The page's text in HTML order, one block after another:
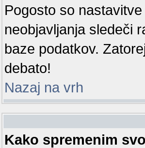
Pogosto so
neobjavljanja sledeči
baze podatkov.
debato!
Nazaj na vrh
Kako spremenim